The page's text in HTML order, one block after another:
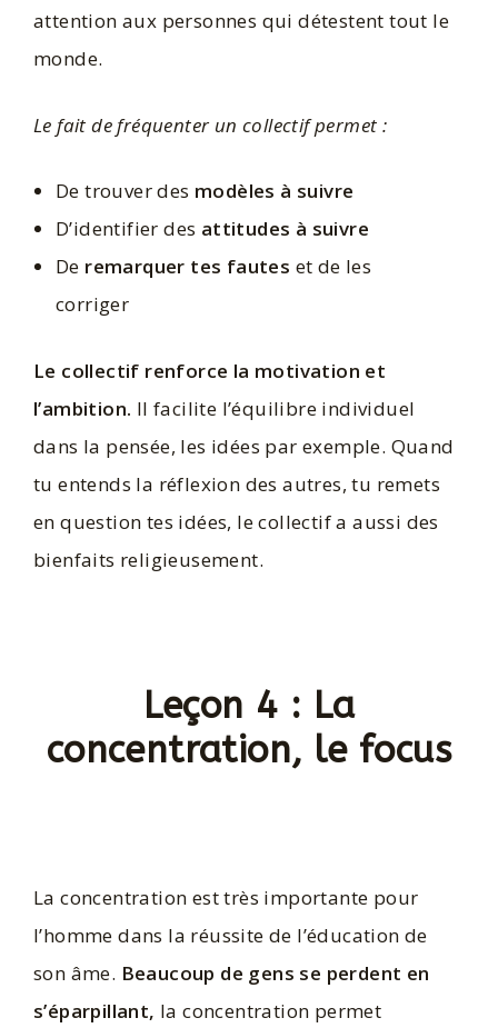
attention aux personnes qui détestent tout le
monde.
Le fait de fréquenter un collectif permet :
De trouver des modèles à suivre
D’identifier des attitudes à suivre
De remarquer tes fautes et de les
corriger
Le collectif renforce la motivation et
l’ambition. Il facilite l’équilibre individuel
dans la pensée, les idées par exemple. Quand
tu entends la réflexion des autres, tu remets
en question tes idées, le collectif a aussi des
bienfaits religieusement.
Leçon 4 : La
concentration, le focus
La concentration est très importante pour
l’homme dans la réussite de l’éducation de
son âme. Beaucoup de gens se perdent en
s’éparpillant, la concentration permet